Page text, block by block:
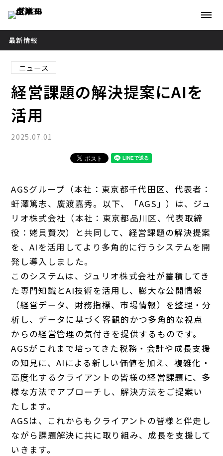
最新情報
ニュース
経営課題の解決提案にAIを
活用
2025.07.01
AGSグループ（本社：東京都千代田区、代表者：
虷澤篤志、廣渡嘉秀。以下、「AGS」）は、ジュ
リオ株式会社（本社：東京都品川区、代表取締
役：姥貝賢次）と共同して、経営課題の解決提案
を、AIを活用してより多角的に行うシステムを開
発し導入しました。
このシステムは、ジュリオ株式会社が蓄積してき
た専門知識とAI技術を活用し、膨大な公開情報
（経営データ、財務指標、市場情報）を整理・分
析し、データに基づく客観的かつ多角的な視点
からの経営管理の気付きを提供するものです。
AGSがこれまで培ってきた税務・会計や成長支援
の知見に、AIによる新しい価値を加え、複雑化・
高度化するクライアントの皆様の経営課題に、多
様な方法でアプローチし、解決方法をご提案い
たします。
AGSは、これからもクライアントの皆様と伴走し
ながら課題解決に共に取り組み、成長を支援して
いきます。